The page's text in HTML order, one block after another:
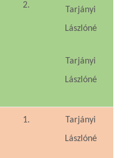
2.
Tarjányi
Lászlóné
Tarjányi
Lászlóné
1.
Tarjányi
Lászlóné